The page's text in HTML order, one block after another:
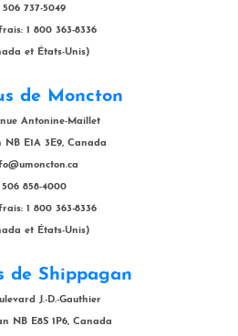
506 737-5049
1 800 363-8336
et États-Unis)
de Moncton
Antonine-Maillet
NB E1A 3E9, Canada
506 858-4000
1 800 363-8336
et États-Unis)
de Shippagan
J.-D.-Gauthier
NB E8S 1P6, Canada